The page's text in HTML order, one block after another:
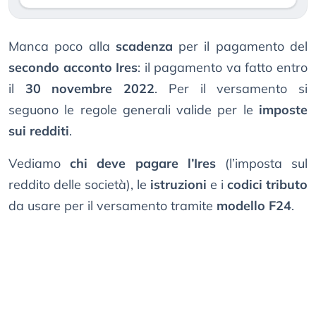
Manca poco alla scadenza per il pagamento del
secondo acconto Ires: il pagamento va fatto entro
il 30 novembre 2022. Per il versamento si
seguono le regole generali valide per le imposte
sui redditi.
Vediamochi deve pagare l’Ires(l’imposta sul
reddito delle società), le istruzioni e i codici tributo
da usare per il versamento tramite modello F24.